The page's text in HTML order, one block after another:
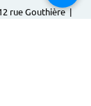
rue Gouthière |